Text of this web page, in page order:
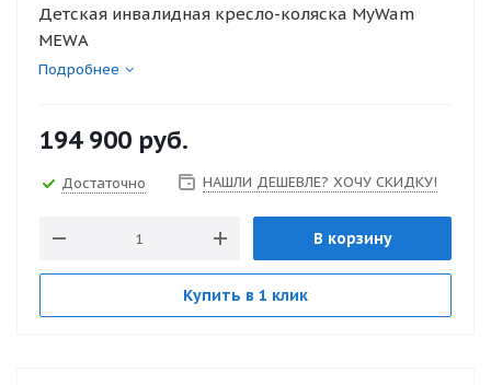
Детская инвалидная кресло-коляска MyWam
MEWA
Подробнее
194 900 руб.
Достаточно НАШЛИ ДЕШЕВЛЕ? ХОЧУ СКИДКУ!
В корзину
Купить в 1 клик